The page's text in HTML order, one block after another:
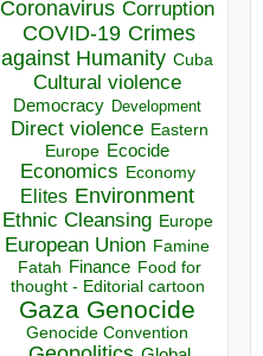
Coronavirus Corruption
COVID-19 Crimes
against Humanity Cuba
Cultural violence
Democracy Development
Direct violence Eastern
Europe Ecocide
Economics Economy
Elites Environment
Ethnic Cleansing Europe
European Union Famine
Fatah Finance Food for
thought - Editorial cartoon
Gaza Genocide
Genocide Convention